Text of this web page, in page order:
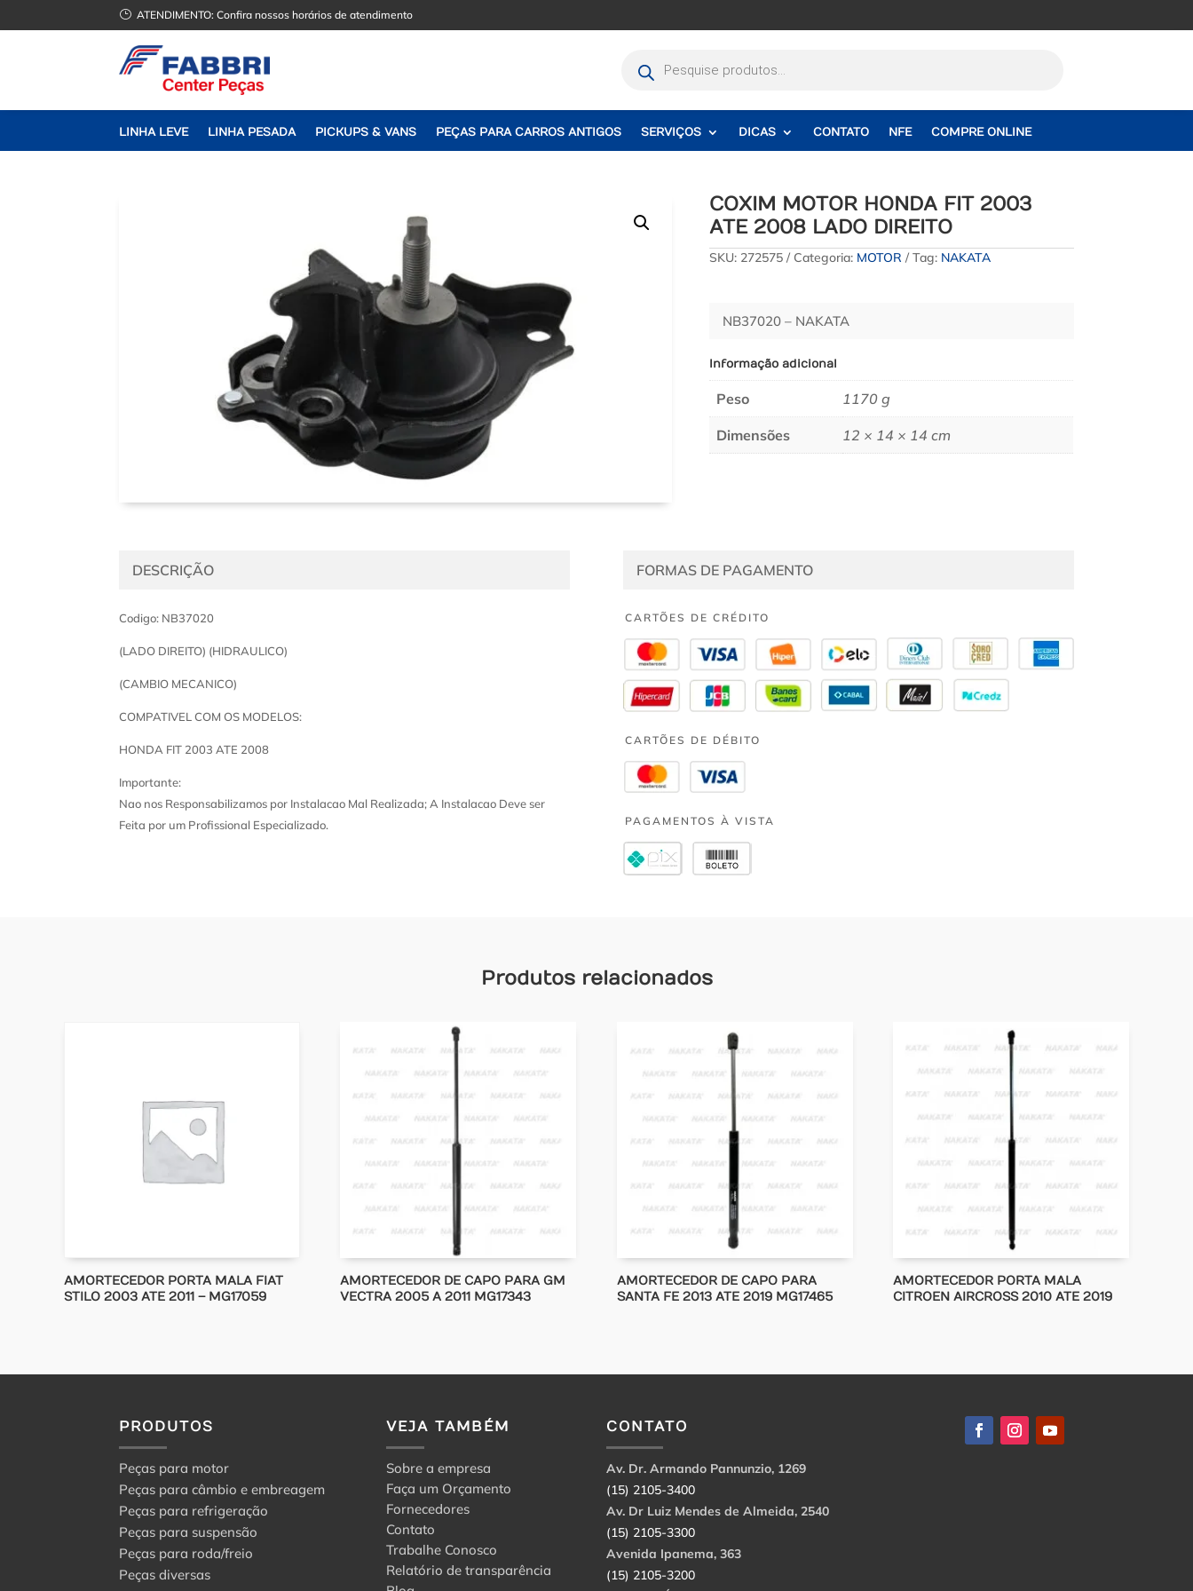
} ATENDIMENTO:Confira nossos horários de atendimento
produtos
LINHA LEVE LINHA PESADA PICKUPS & VANS PEÇAS PARA CARROS ANTIGOS SERVIÇOS DICAS CONTATO NFE COMPRE ONLINE
COXIM MOTOR HONDA FIT 2003
ATE 2008 LADO DIREITO
SKU: 272575 Categoria: MOTOR Tag: NAKATA
NB37020 – NAKATA
Informação adicional
Peso 1170 g
Dimensões 12 × 14 × 14 cm
DESCRIÇÃO
Codigo: NB37020
(LADO DIREITO) (HIDRAULICO)
(CAMBIO MECANICO)
COMPATIVEL COM OS MODELOS:
HONDA FIT 2003 ATE 2008
Importante:
Nao nos Responsabilizamos por Instalacao Mal Realizada; A Instalacao Deve ser
Feita por um Profissional Especializado.
FORMAS DE PAGAMENTO
CARTÕES DE CRÉDITO
CARTÕES DE DÉBITO
PAGAMENTOS À VISTA
Produtos relacionados
AMORTECEDOR PORTA MALA FIAT
STILO 2003 ATE 2011 – MG17059
AMORTECEDOR DE CAPO PARA GM
VECTRA 2005 A 2011 MG17343
AMORTECEDOR DE CAPO PARA
SANTA FE 2013 ATE 2019 MG17465
AMORTECEDOR PORTA MALA
CITROEN AIRCROSS 2010 ATE 2019
PRODUTOS
Peças para motor
Peças para câmbio e embreagem
Peças para refrigeração
Peças para suspensão
Peças para roda/freio
Peças diversas
VEJA TAMBÉM
Sobre a empresa
Faça um Orçamento
Fornecedores
Contato
Trabalhe Conosco
Relatório de transparência
CONTATO
Av. Dr. Armando Pannunzio, 1269
(15) 2105-3400
Av. Dr Luiz Mendes de Almeida, 2540
(15) 2105-3300
Avenida Ipanema, 363
(15) 2105-3200